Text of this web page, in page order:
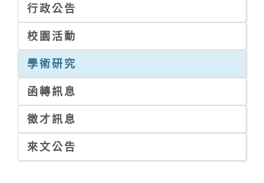
行政公告
校園活動
學術研究
函轉訊息
徵才訊息
來文公告